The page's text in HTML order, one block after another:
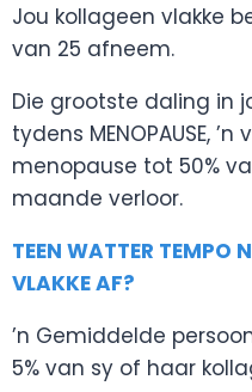
Jou kollageen vlakke
van 25 afneem.
Die grootste daling in
tydens MENOPAUSE,
menopause tot 50%
maande verloor.
TEEN WATTER TEMPO
VLAKKE AF?
’n Gemiddelde
5% van sy of haar